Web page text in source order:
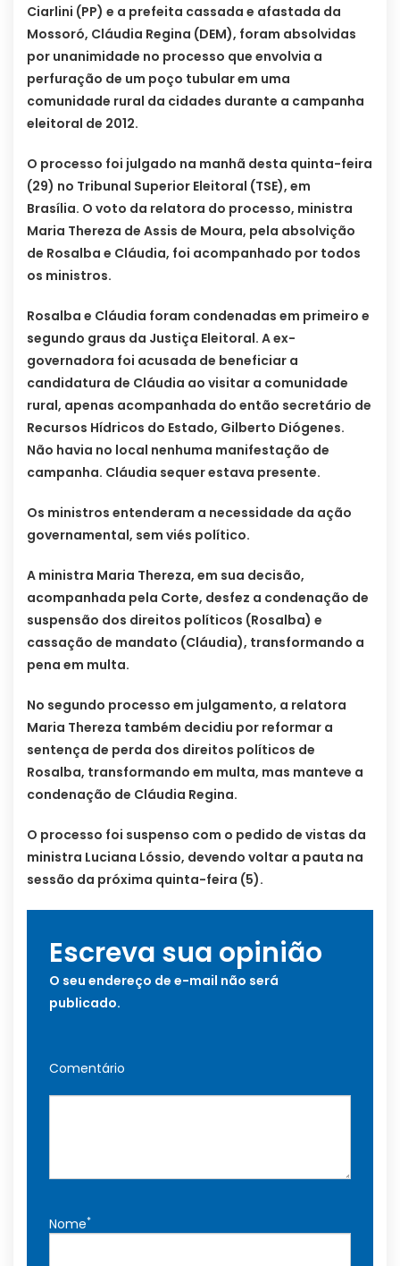
Ciarlini (PP) e a prefeita cassada e afastada da
Mossoró, Cláudia Regina (DEM), foram absolvidas
por unanimidade no processo que envolvia a
perfuração de um poço tubular em uma
comunidade rural da cidades durante a campanha
eleitoral de 2012.
O processo foi julgado na manhã desta quinta-feira
(29) no Tribunal Superior Eleitoral (TSE), em
Brasília. O voto da relatora do processo, ministra
Maria Thereza de Assis de Moura, pela absolvição
de Rosalba e Cláudia, foi acompanhado por todos
os ministros.
Rosalba e Cláudia foram condenadas em primeiro e
segundo graus da Justiça Eleitoral. A ex-
governadora foi acusada de beneficiar a
candidatura de Cláudia ao visitar a comunidade
rural, apenas acompanhada do então secretário de
Recursos Hídricos do Estado, Gilberto Diógenes.
Não havia no local nenhuma manifestação de
campanha. Cláudia sequer estava presente.
Os ministros entenderam a necessidade da ação
governamental, sem viés político.
A ministra Maria Thereza, em sua decisão,
acompanhada pela Corte, desfez a condenação de
suspensão dos direitos políticos (Rosalba) e
cassação de mandato (Cláudia), transformando a
pena em multa.
No segundo processo em julgamento, a relatora
Maria Thereza também decidiu por reformar a
sentença de perda dos direitos políticos de
Rosalba, transformando em multa, mas manteve a
condenação de Cláudia Regina.
O processo foi suspenso com o pedido de vistas da
ministra Luciana Lóssio, devendo voltar a pauta na
sessão da próxima quinta-feira (5).
Escreva sua opinião
O seu endereço de e-mail não será
publicado.
Comentário
Nome*